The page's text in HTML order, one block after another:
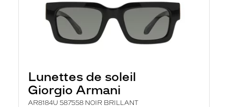
Lunettes de soleil
Giorgio Armani
AR8184U 587558 NOIR BRILLANT